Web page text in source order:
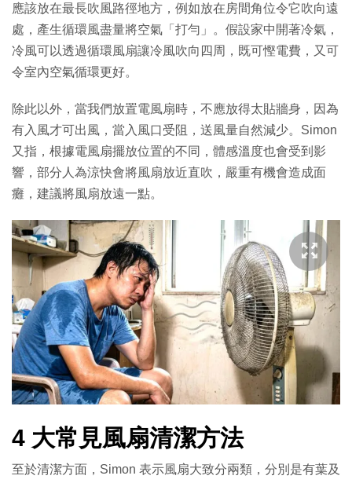
應該放在最長吹風路徑地方，例如放在房間角位令它吹向遠
處，產生循環風盡量將空氣「打勻」。假設家中開著冷氣，
冷風可以透過循環風扇讓冷風吹向四周，既可慳電費，又可
令室內空氣循環更好。
除此以外，當我們放置電風扇時，不應放得太貼牆身，因為
有入風才可出風，當入風口受阻，送風量自然減少。Simon
又指，根據電風扇擺放位置的不同，體感溫度也會受到影
響，部分人為涼快會將風扇放近直吹，嚴重有機會造成面
癱，建議將風扇放遠一點。
4 大常見風扇清潔方法
至於清潔方面，Simon 表示風扇大致分兩類，分別是有葉及